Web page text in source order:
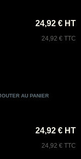
24,92 € HT
24,92 € TTC
24,92 € HT
24,92 € TTC